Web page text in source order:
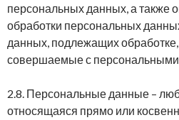
персональных данных, а также
обработки персональных
данных, подлежащих
совершаемые с
2.8. Персональные данные –
относящаяся прямо или